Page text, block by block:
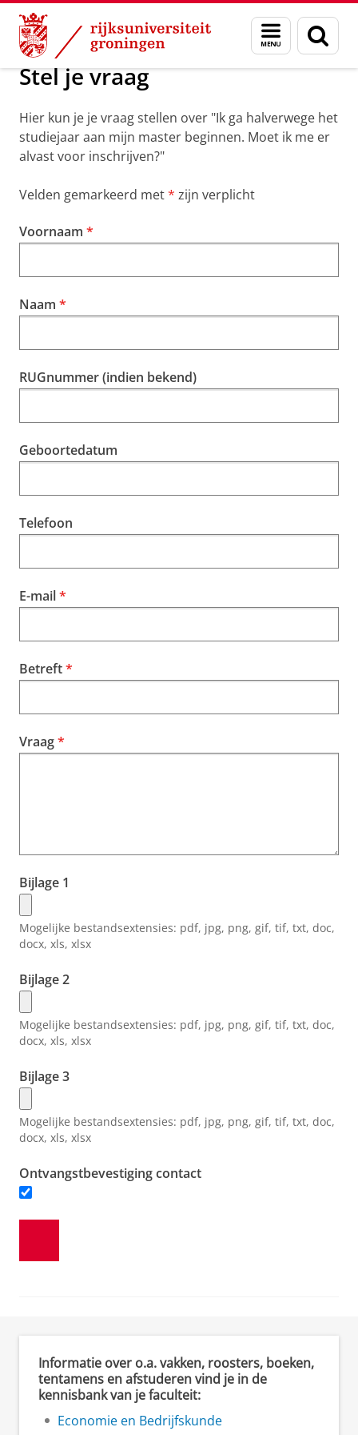
Skip
Content
Skip
Navigation
Menu
en
zoeken
Onderwijs Inschrijving wijzigen
Stel je vraag
Hier kun je je vraag stellen over "Ik ga halverwege het
studiejaar aan mijn master beginnen. Moet ik me er
alvast voor inschrijven?"
Velden gemarkeerd met zijn verplicht
Voornaam
Naam
RUGnummer (indien bekend)
Geboortedatum
Telefoon
E-mail
Betreft
Vraag
Bijlage 1
Mogelijke bestandsextensies: pdf, jpg, png, gif, tif, txt, doc,
docx, xls, xlsx
Bijlage 2
Mogelijke bestandsextensies: pdf, jpg, png, gif, tif, txt, doc,
docx, xls, xlsx
Bijlage 3
Mogelijke bestandsextensies: pdf, jpg, png, gif, tif, txt, doc,
docx, xls, xlsx
Ontvangstbevestiging contact
Informatie over o.a. vakken, roosters, boeken,
tentamens en afstuderen vind je in de
kennisbank van je faculteit:
Economie en Bedrijfskunde